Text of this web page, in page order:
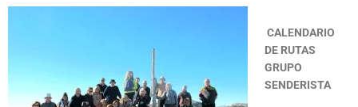
CALENDARIO
DE RUTAS
GRUPO
SENDERISTA